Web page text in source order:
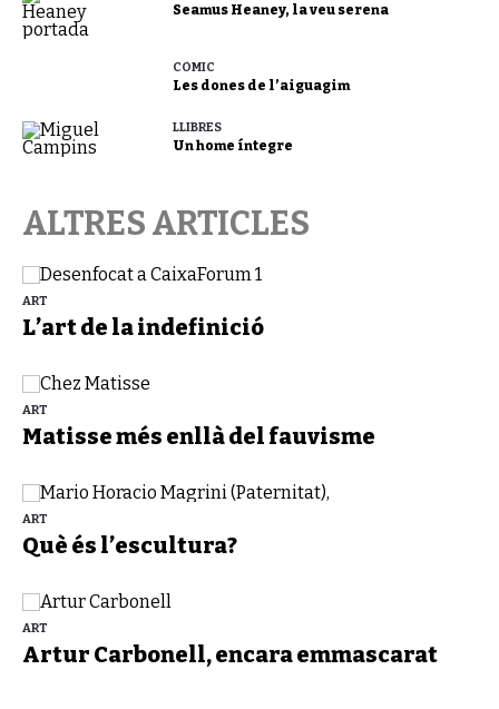
Seamus Heaney, la veu serena
CÒMIC
Les dones de l’aiguagim
LLIBRES
Un home íntegre
ALTRES ARTICLES
ART
L’art de la indefinició
ART
Matisse més enllà del fauvisme
ART
Què és l’escultura?
ART
Artur Carbonell, encara emmascarat